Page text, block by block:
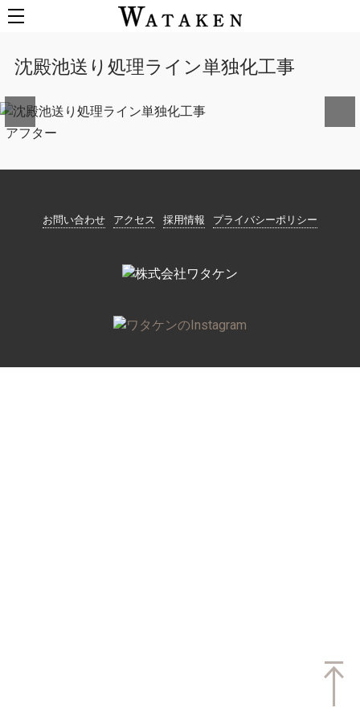
沈殿池送り処理ライン単独化工事
アフター
お問い合わせ アクセス 採用情報 プライバシーポリシー